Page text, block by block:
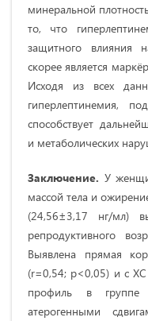
минеральной
то, что
защитного влияния
скорее является
Исходя из всех
гиперлептинемия,
способствует
и метаболических
Заключение. У
массой тела и
(24,56±3,17 нг/мл)
репродуктивного
Выявлена прямая
(r=0,54; p<0,05) и с
профиль в группе
атерогенными